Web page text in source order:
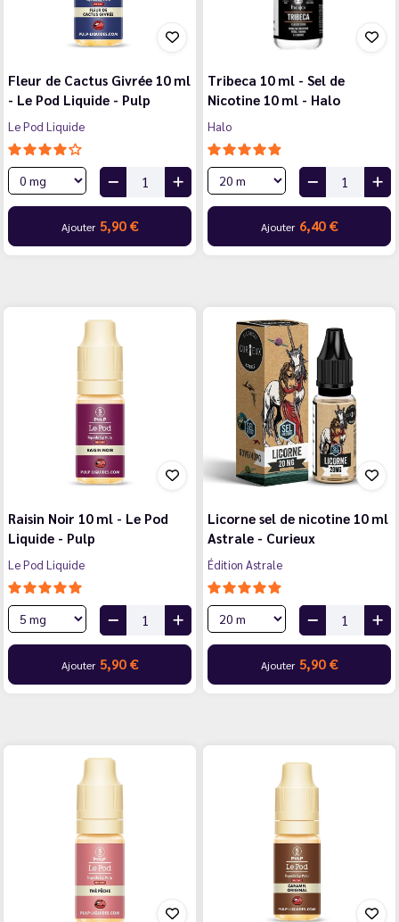
Fleur de Cactus Givrée 10 ml
- Le Pod Liquide - Pulp
Le Pod Liquide
Ajouter 5,90 €
Tribeca 10 ml - Sel de
Nicotine 10 ml - Halo
Halo
Ajouter 6,40 €
Raisin Noir 10 ml - Le Pod
Liquide - Pulp
Le Pod Liquide
Ajouter 5,90 €
Licorne sel de nicotine 10 ml
Astrale - Curieux
Édition Astrale
Ajouter 5,90 €